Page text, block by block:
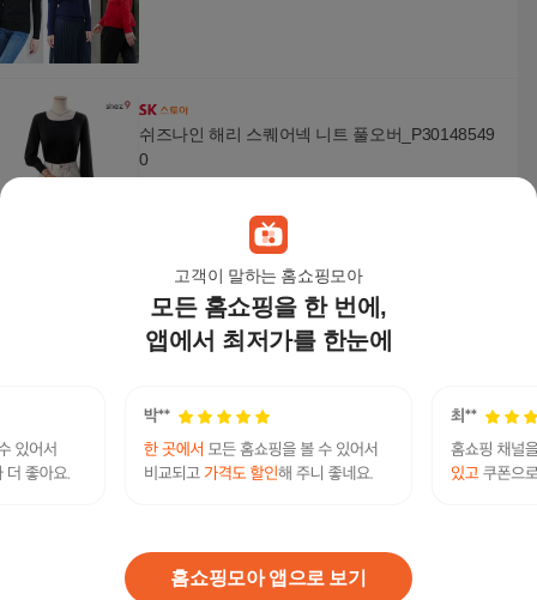
고객이 말하는 홈쇼핑모아
모든 홈쇼핑을 한 번에,
앱에서 최저가를 한눈에
홈쇼핑모아 앱으로 보기
쉬즈나인 해리 스퀘어넥 니트 풀오버_P30148549
0
비비드글램 브이넥 부클 니트 8color / 루즈핏 빅사
이즈 박스티 그물 니트 _P321991794
19,900 원
[장미쉘바스키아] 프리마로프트 워셔블 점퍼 여성